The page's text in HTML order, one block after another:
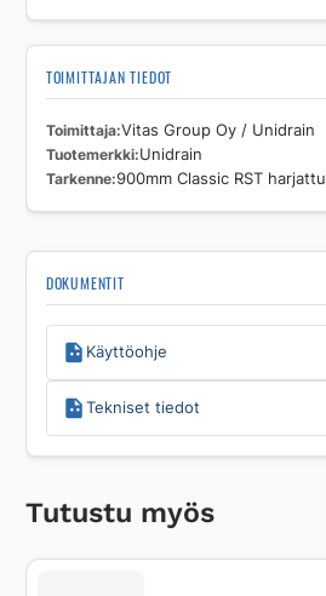
TOIMITTAJAN TIEDOT
Toimittaja Vitas Group Oy / Unidrain
Tuotemerkki Unidrain
Tarkenne 900mm Classic RST harjattu
DOKUMENTIT
Käyttöohje
Tekniset tiedot
Tutustu myös